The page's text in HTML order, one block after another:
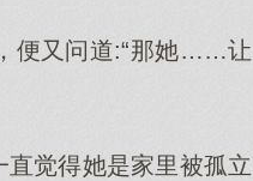
便又问道:“那她……让
觉得她是家里被孤立